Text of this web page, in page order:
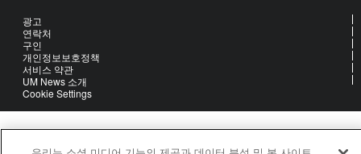
광고
연락처
구인
개인정보보호정책
서비스 약관
UM News 소개
Cookie Settings